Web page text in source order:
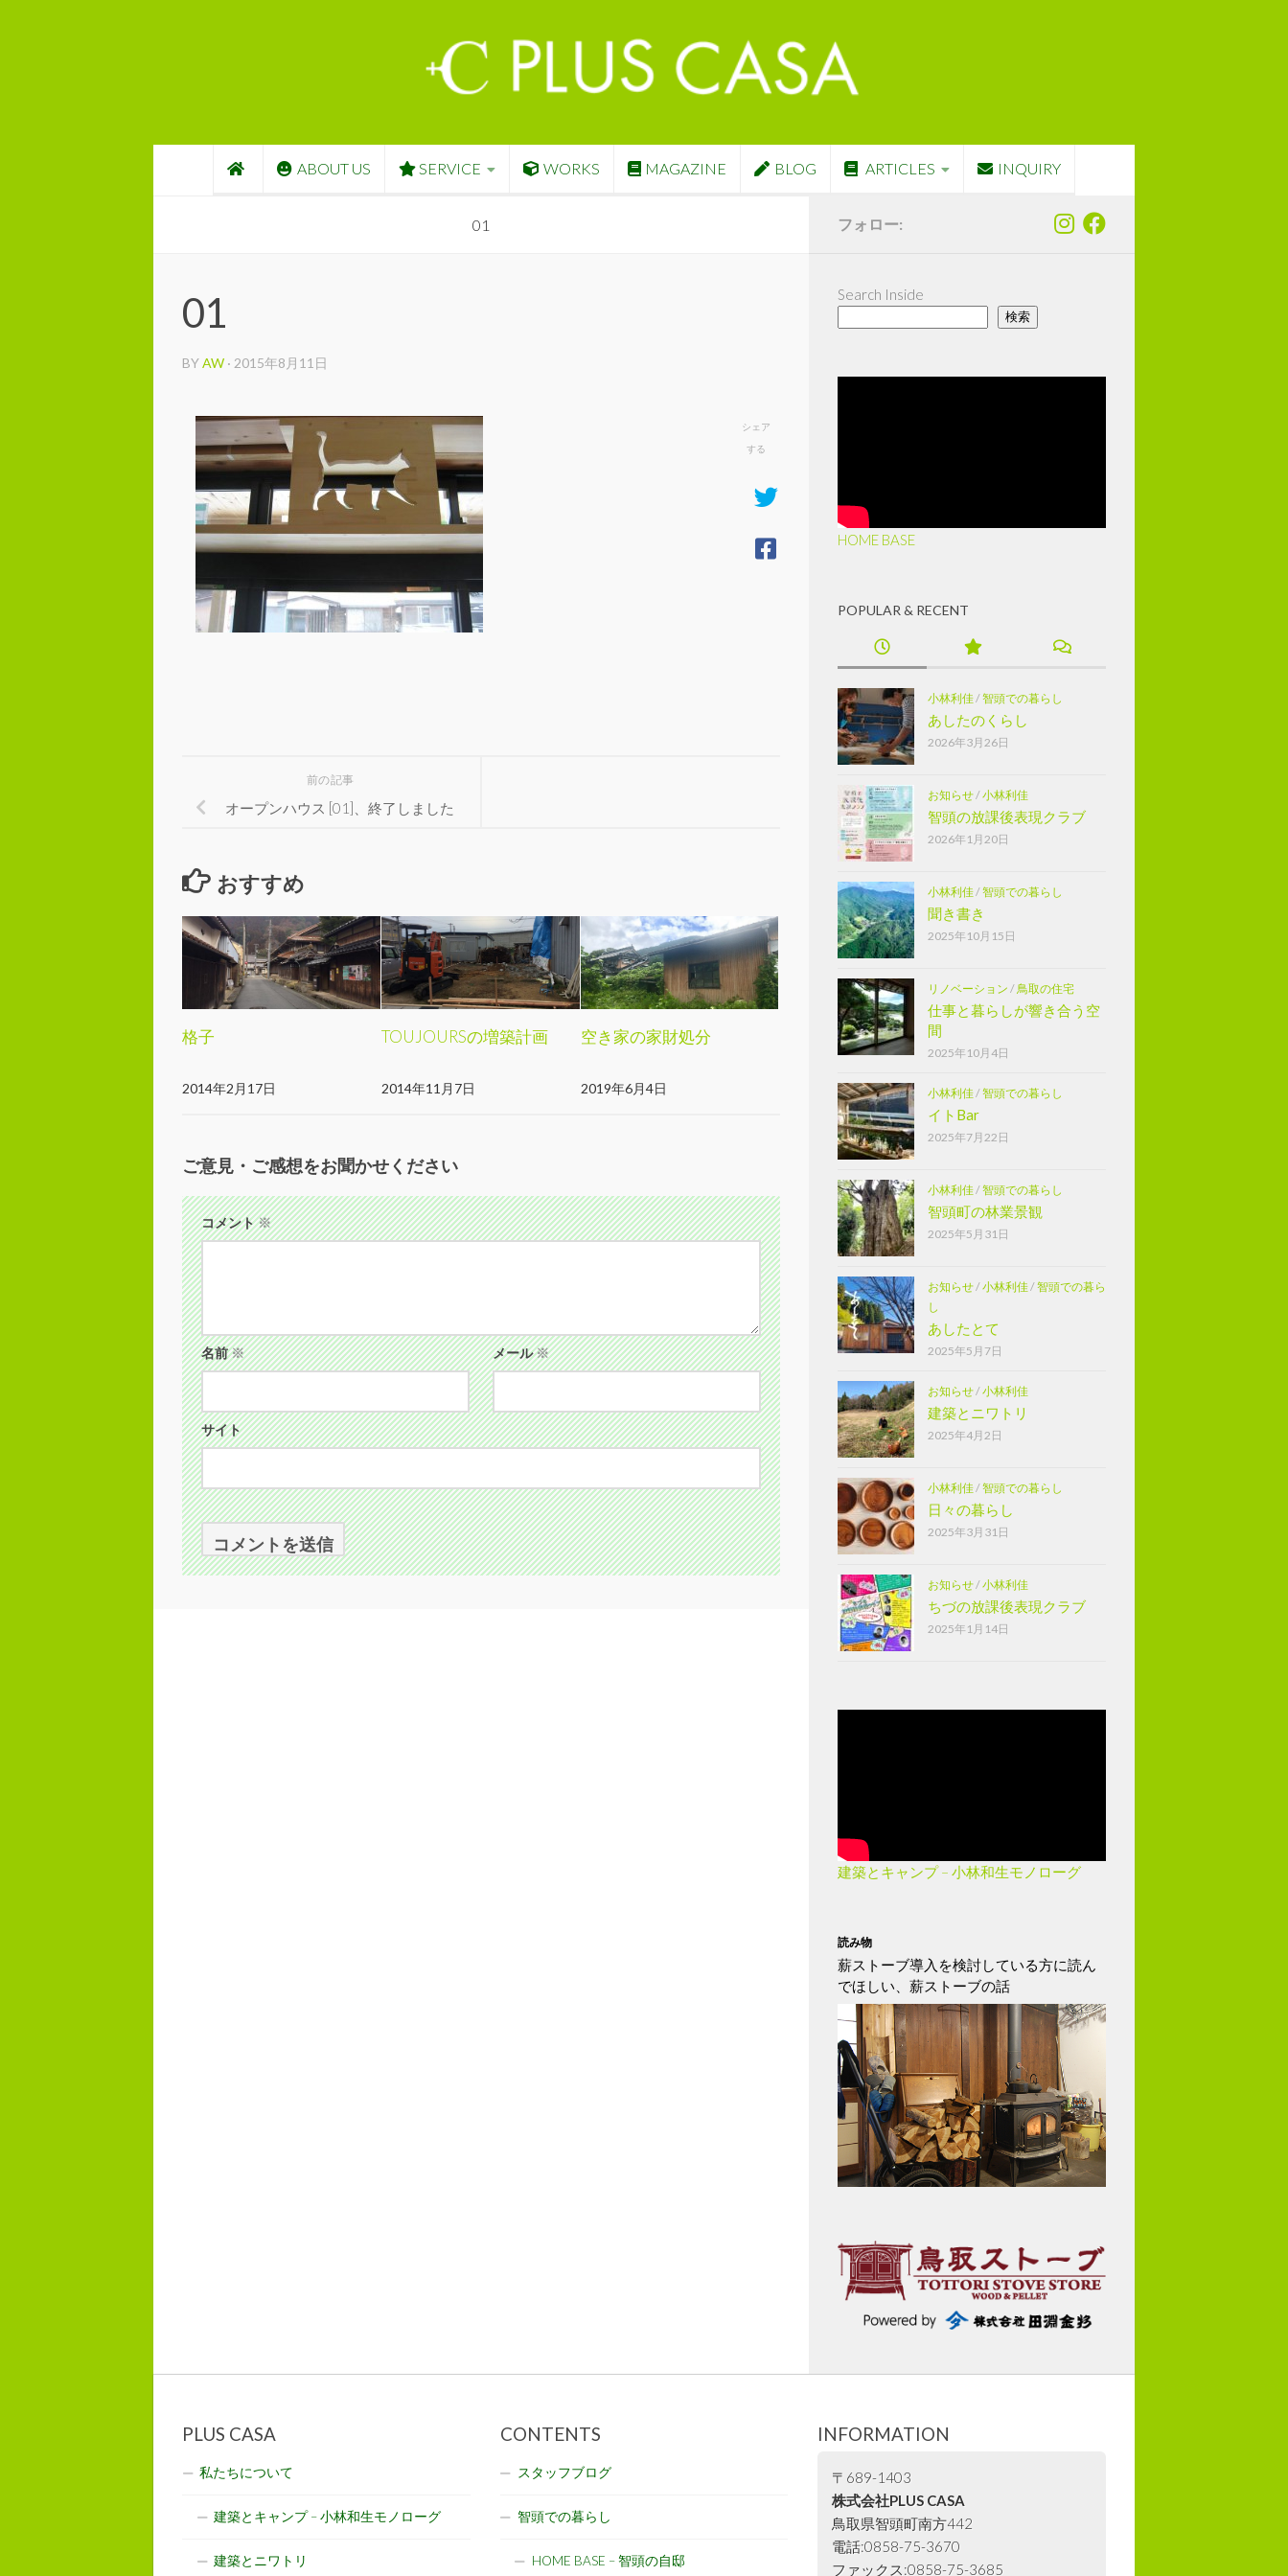
ABOUT US SERVICE WORKS MAGAZINE BLOG ARTICLES INQUIRY
01
01
BYAW · 2015年8月11日
シェア
する
前の記事
オープンハウス [01]、終了しました
おすすめ
格子
2014年2月17日
TOUJOURSの増築計画
2014年11月7日
空き家の家財処分
2019年6月4日
ご意見・ご感想をお聞かせください
コメント※
名前※ メール※
サイト
フォロー:
Search Inside
検索
HOME BASE
POPULAR & RECENT
小林利佳/智頭での暮らし
あしたのくらし
2026年3月26日
お知らせ/小林利佳
智頭の放課後表現クラブ
2026年1月20日
小林利佳/智頭での暮らし
聞き書き
2025年10月15日
リノベーション / 鳥取の住宅
仕事と暮らしが響き合う空
間
2025年10月4日
小林利佳/智頭での暮らし
イトBar
2025年7月22日
小林利佳/智頭での暮らし
智頭町の林業景観
2025年5月31日
お知らせ/小林利佳/智頭での暮ら
し
あしたとて
2025年5月7日
お知らせ/小林利佳
建築とニワトリ
2025年4月2日
小林利佳/智頭での暮らし
日々の暮らし
2025年3月31日
お知らせ/小林利佳
ちづの放課後表現クラブ
2025年1月14日
建築とキャンプ – 小林和生モノローグ
読み物
薪ストーブ導入を検討している方に読ん
でほしい、薪ストーブの話
PLUS CASA
私たちについて
建築とキャンプ – 小林和生モノローグ
建築とニワトリ
CONTENTS
スタッフブログ
智頭での暮らし
HOME BASE – 智頭の自邸
INFORMATION
〒689-1403
株式会社PLUS CASA
鳥取県智頭町南方442
電話:0858-75-3670
ファックス:0858-75-3685